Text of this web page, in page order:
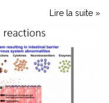
Lire la suite »